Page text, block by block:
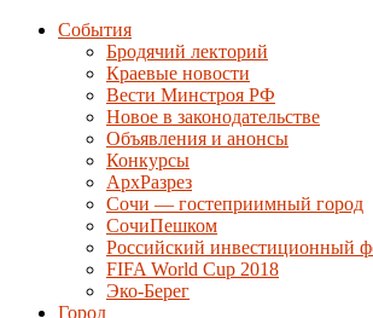
События
Бродячий лекторий
Краевые новости
Вести Минстроя РФ
Новое в законодательстве
Объявления и анонсы
Конкурсы
АрхРазрез
Сочи — гостеприимный город
СочиПешком
Российский инвестиционный
FIFA World Cup 2018
Эко-Берег
Город